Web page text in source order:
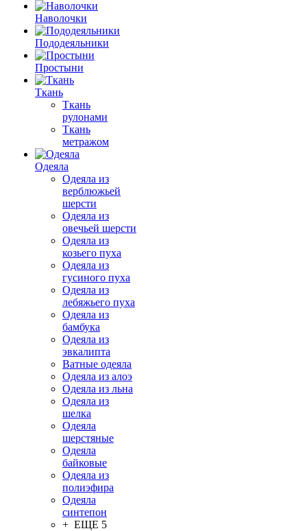
Наволочки
Пододеяльники
Простыни
Ткань
Ткань
рулонами
Ткань
метражом
Одеяла
Одеяла из
верблюжьей
шерсти
Одеяла из
овечьей шерсти
Одеяла из
козьего пуха
Одеяла из
гусиного пуха
Одеяла из
лебяжьего пуха
Одеяла из
бамбука
Одеяла из
эвкалипта
Ватные одеяла
Одеяла из алоэ
Одеяла из льна
Одеяла из
шелка
Одеяла
шерстяные
Одеяла
байковые
Одеяла из
полиэфира
Одеяла
синтепон
+ ЕЩЕ 5